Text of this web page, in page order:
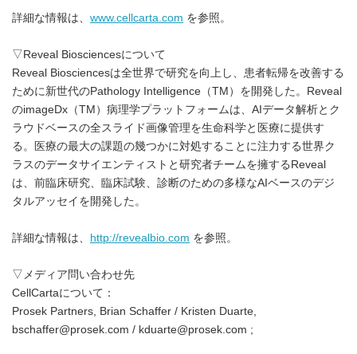
詳細な情報は、 www.cellcarta.com を参照。
▽Reveal Biosciencesについて
Reveal Biosciencesは全世界で研究を向上し、患者転帰を改善する
ために新世代のPathology Intelligence（TM）を開発した。Reveal
のimageDx（TM）病理学プラットフォームは、AIデータ解析とク
ラウドベースの全スライド画像管理を生命科学と医療に提供す
る。医療の最大の課題の幾つかに対処することに注力する世界ク
ラスのデータサイエンティストと研究者チームを擁するReveal
は、前臨床研究、臨床試験、診断のための多様なAIベースのデジ
タルアッセイを開発した。
詳細な情報は、 http://revealbio.com を参照。
▽メディア問い合わせ先
CellCartaについて：
Prosek Partners, Brian Schaffer / Kristen Duarte,
bschaffer@prosek.com / kduarte@prosek.com ;